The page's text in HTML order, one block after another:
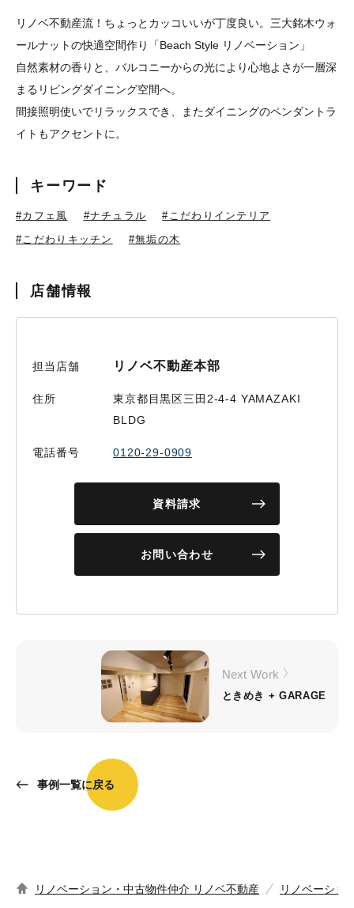
リノベ不動産流！ちょっとカッコいいが丁度良い。三大銘木ウォ
ールナットの快適空間作り「Beach Style リノベーション」
自然素材の香りと、バルコニーからの光により心地よさが一層深
まるリビングダイニング空間へ。
間接照明使いでリラックスでき、またダイニングのペンダントラ
イトもアクセントに。
キーワード
#カフェ風 #ナチュラル
#こだわりインテリア
#こだわりキッチン
#無垢の木
店舗情報
担当店舗 リノベ不動産本部
住所
東京都目黒区三田2-4-4 YAMAZAKI
BLDG
電話番号 0120-29-0909
資料請求
お問い合わせ
事例一覧に戻る
Next Work
ときめき + GARAGE
リノベーション・中古物件仲介 リノベ不動産 リノベーショ